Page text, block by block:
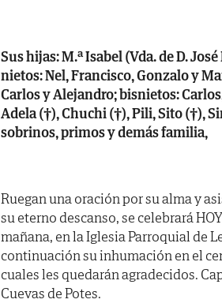
Sus hijas: M.ª Isabel (Vda. de D.
nietos: Nel, Francisco, Gonzalo y
Carlos y Alejandro; bisnietos:
Adela (†), Chuchi (†), Pili, Sito (†),
sobrinos, primos y demás familia,
Ruegan una oración por su alma y
su eterno descanso, se celebrará
mañana, en la Iglesia Parroquial de
continuación su inhumación en el
cuales les quedarán agradecidos.
Cuevas de Potes.